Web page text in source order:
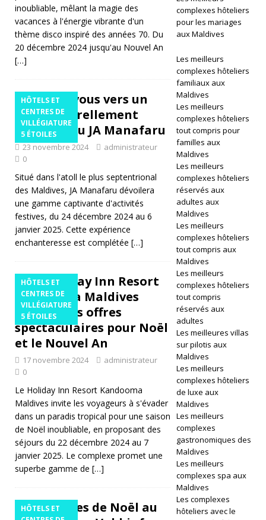
IL
a
]
W
ar
ri
t
inoubliable, mêlant la magie des
vacances à l'énergie vibrante d'un
thème disco inspiré des années 70. Du
20 décembre 2024 jusqu'au Nouvel An
[…]
HÔTELS ET
CENTRES DE
VILLÉGIATURE
5 ÉTOILES
Évadez-vous vers un
Noël naturellement
meilleur au JA Manafaru
23 novembre 2024
administrateur
0
Situé dans l'atoll le plus septentrional
des Maldives, JA Manafaru dévoilera
une gamme captivante d'activités
festives, du 24 décembre 2024 au 6
janvier 2025. Cette expérience
enchanteresse est complétée […]
HÔTELS ET
CENTRES DE
VILLÉGIATURE
5 ÉTOILES
Le Holiday Inn Resort
Kandooma Maldives
dévoile des offres
spectaculaires pour Noël
et le Nouvel An
17 novembre 2024
administrateur
0
Le Holiday Inn Resort Kandooma
Maldives invite les voyageurs à s'évader
dans un paradis tropical pour une saison
de Noël inoubliable, en proposant des
séjours du 22 décembre 2024 au 7
janvier 2025. Le complexe promet une
superbe gamme de […]
HÔTELS ET
Escapades de Noël au
complexes hôteliers
pour les mariages
aux Maldives
Les meilleurs
complexes hôteliers
familiaux aux
Maldives
Les meilleurs
complexes hôteliers
tout compris pour
familles aux
Maldives
Les meilleurs
complexes hôteliers
réservés aux
adultes aux
Maldives
Les meilleurs
complexes hôteliers
tout compris aux
Maldives
Les meilleurs
complexes hôteliers
tout compris
réservés aux
adultes
Les meilleures villas
sur pilotis aux
Maldives
Les meilleurs
complexes hôteliers
de luxe aux
Maldives
Les meilleurs
complexes
gastronomiques des
Maldives
Les meilleurs
complexes spa aux
Maldives
Les complexes
hôteliers avec le